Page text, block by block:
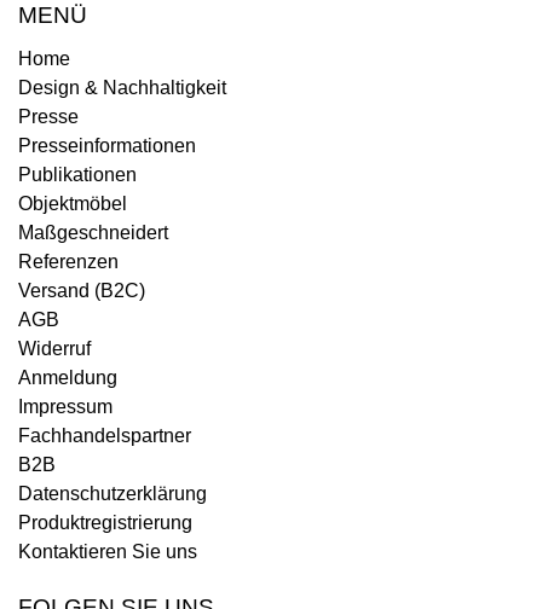
MENÜ
Home
Design & Nachhaltigkeit
Presse
Presseinformationen
Publikationen
Objektmöbel
Maßgeschneidert
Referenzen
Versand (B2C)
AGB
Widerruf
Anmeldung
Impressum
Fachhandelspartner
B2B
Datenschutzerklärung
Produktregistrierung
Kontaktieren Sie uns